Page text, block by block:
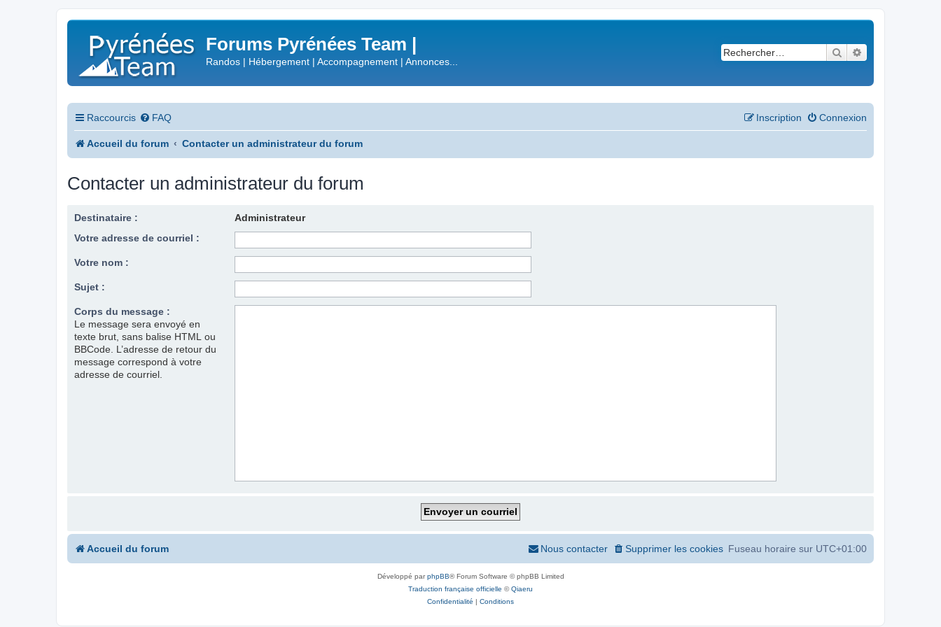
Forums Pyrénées Team |
Randos | Hébergement | Accompagnement | Annonces...
Rechercher
Raccourcis FAQ Connexion
Inscription
Accueil du forum Contacter un administrateur du forum
Contacter un administrateur du forum
Destinataire :
Administrateur
Votre adresse de courriel :
Votre nom :
Sujet :
Corps du message :
Le message sera envoyé en
texte brut, sans balise HTML ou
BBCode. L’adresse de retour du
message correspond à votre
adresse de courriel.
Accueil du forum Fuseau horaire sur UTC+01:00
Supprimer les cookies
Nous contacter
Développé parphpBB® Forum Software © phpBB Limited
Traduction française officielle ©Qiaeru
Confidentialité | Conditions